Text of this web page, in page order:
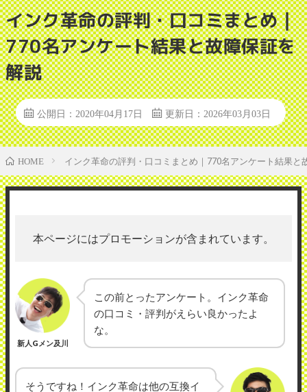
インク革命の評判・口コミまとめ｜
770名アンケート結果と故障保証を
解説
公開日：2020年04月17日 更新日：2026年03月03日
HOME インク革命の評判・口コミまとめ｜770名アンケート結果と
本ページにはプロモーションが含まれています。
新人Gメン及川
この前とったアンケート。インク革命
の口コミ・評判がえらい良かったよ
な。
そうですね！インク革命は他の互換イ